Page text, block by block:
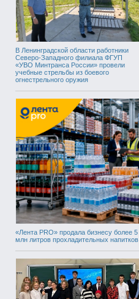
В Ленинградской области работники
Северо-Западного филиала ФГУП
«УВО Минтранса России» провели
учебные стрельбы из боевого
огнестрельного оружия
«Лента PRO» продала бизнесу более 5
млн литров прохладительных напитков